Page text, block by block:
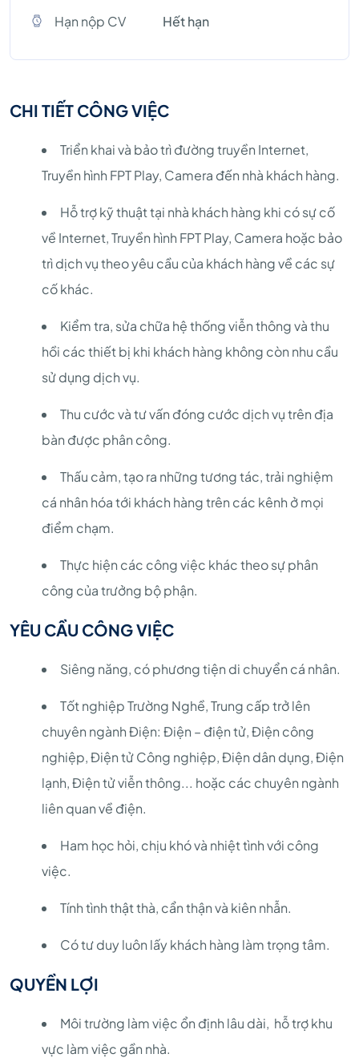
Hạn nộp CV Hết hạn
CHI TIẾT CÔNG VIỆC
Triển khai và bảo trì đường truyền Internet,
Truyền hình FPT Play, Camera đến nhà khách hàng.
Hỗ trợ kỹ thuật tại nhà khách hàng khi có sự cố
về Internet, Truyền hình FPT Play, Camera hoặc bảo
trì dịch vụ theo yêu cầu của khách hàng về các sự
cố khác.
Kiểm tra, sửa chữa hệ thống viễn thông và thu
hồi các thiết bị khi khách hàng không còn nhu cầu
sử dụng dịch vụ.
Thu cước và tư vấn đóng cước dịch vụ trên địa
bàn được phân công.
Thấu cảm, tạo ra những tương tác, trải nghiệm
cá nhân hóa tới khách hàng trên các kênh ở mọi
điểm chạm.
Thực hiện các công việc khác theo sự phân
công của trưởng bộ phận.
YÊU CẦU CÔNG VIỆC
Siêng năng, có phương tiện di chuyển cá nhân.
Tốt nghiệp Trường Nghề, Trung cấp trở lên
chuyên ngành Điện: Điện – điện tử, Điện công
nghiệp, Điện tử Công nghiệp, Điện dân dụng, Điện
lạnh, Điện tử viễn thông... hoặc các chuyên ngành
liên quan về điện.
Ham học hỏi, chịu khó và nhiệt tình với công
việc.
Tính tình thật thà, cẩn thận và kiên nhẫn.
Có tư duy luôn lấy khách hàng làm trọng tâm.
QUYỀN LỢI
Môi trường làm việc ổn định lâu dài, hỗ trợ khu
vực làm việc gần nhà.